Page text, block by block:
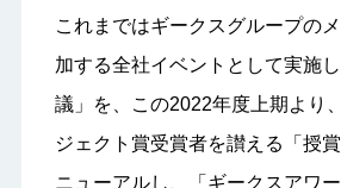
これまではギークスグループの
加する全社イベントとして実施
議」を、この2022年度上期より
ジェクト賞受賞者を讃える「授
ニューアルし、「ギークスアワ